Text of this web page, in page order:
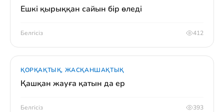
Ешкі қырыққан сайын бір өледі
Белгісіз 412
ҚОРҚАҚТЫҚ, ЖАСҚАНШАҚТЫҚ
Қашқан жауға қатын да ер
Белгісіз 393